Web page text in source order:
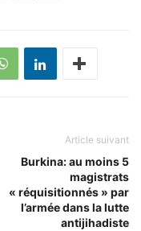
Article suivant
Burkina: au moins 5
magistrats
« réquisitionnés » par
l’armée dans la lutte
antijihadiste